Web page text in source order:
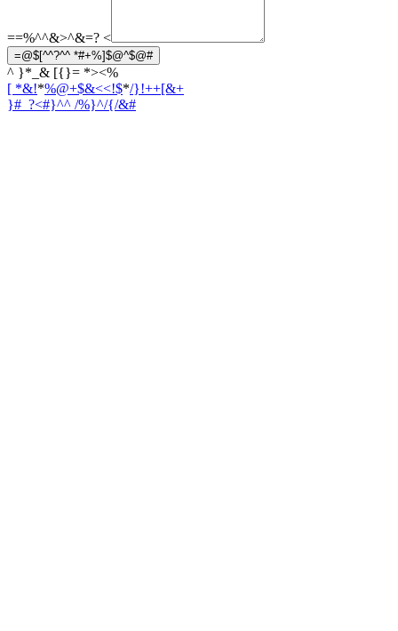
==%^^&>^&=? <
=@$[^^?^^ *#+%]$@^$@#
^ }*_& [{}= *><%
[ *&!*%@+$&<<!$*/}!++[&+
}#_?<#}^^ /%}^/{/&#